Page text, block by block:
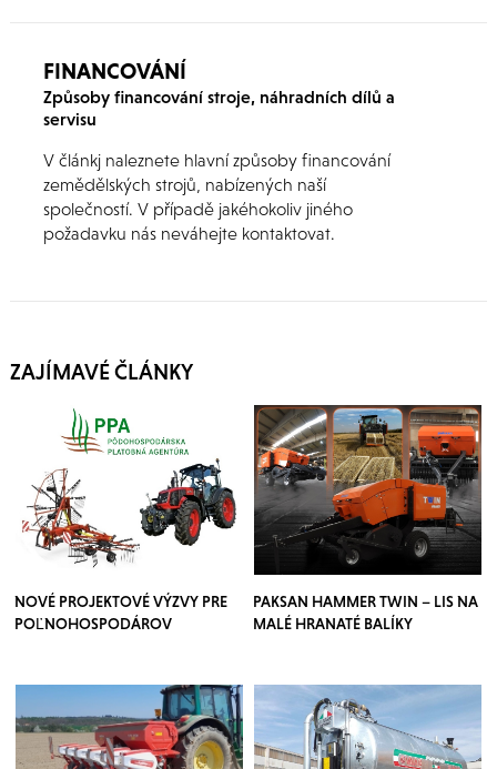
diverzifikáciu.
FINANCOVÁNÍ
Způsoby financování stroje, náhradních dílů a
servisu
V článkj naleznete hlavní způsoby financování
zemědělských strojů, nabízených naší
společností. V případě jakéhokoliv jiného
požadavku nás neváhejte kontaktovat.
ZAJÍMAVÉ ČLÁNKY
NOVÉ PROJEKTOVÉ VÝZVY PRE
POĽNOHOSPODÁROV
PAKSAN HAMMER TWIN – LIS NA
MALÉ HRANATÉ BALÍKY